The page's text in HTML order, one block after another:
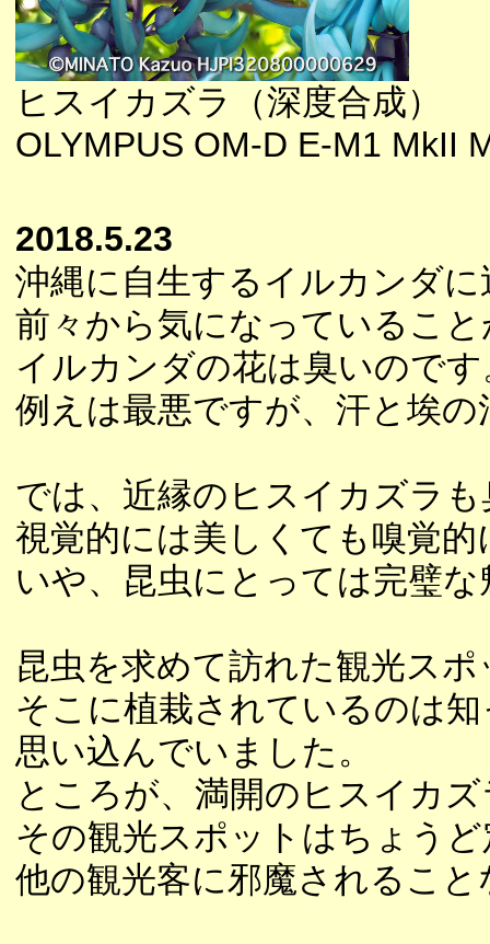
ヒスイカズラ（深度合成）
OLYMPUS OM-D E-M1 MkII
2018.5.23
沖縄に自生するイルカンダ
前々から気になっているこ
イルカンダの花は臭いのです
例えは最悪ですが、汗と埃
では、近縁のヒスイカズラ
視覚的には美しくても嗅覚
いや、昆虫にとっては完璧
昆虫を求めて訪れた観光スポ
そこに植栽されているのは
思い込んでいました。
ところが、満開のヒスイカ
その観光スポットはちょう
他の観光客に邪魔されるこ